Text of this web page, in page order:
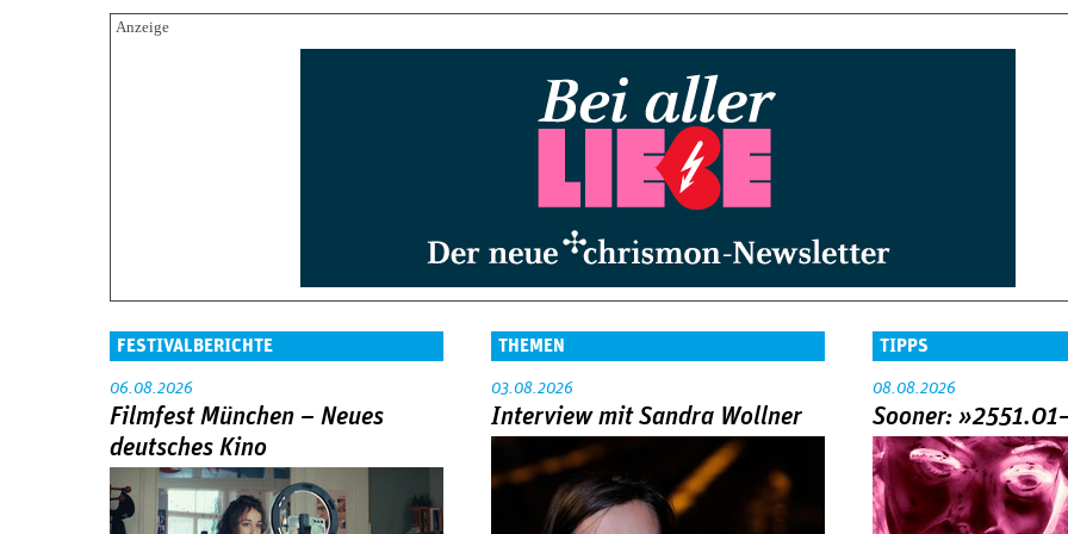
FESTIVALBERICHTE
06.08.2026
Filmfest München – Neues
deutsches Kino
THEMEN
03.08.2026
Interview mit Sandra Wollner
TIPPS
08.08.2026
Sooner: